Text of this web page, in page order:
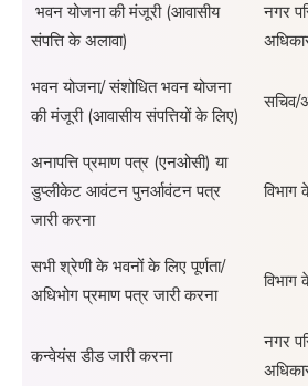
भवन योजना की मंजूरी (आवासीय
संपत्ति के अलावा)
नगर
भवन योजना/ संशोधित भवन योजना
की मंजूरी (आवासीय संपत्तियों के लिए)
सचिव/
अनापत्ति प्रमाण पत्र (एनओसी) या
डुप्लीकेट आवंटन पुनर्आवंटन पत्र
जारी करना
विभाग
सभी श्रेणी के भवनों के लिए पूर्णता/
अधिभोग प्रमाण पत्र जारी करना
विभाग
कन्वेयंस डीड जारी करना
नगर